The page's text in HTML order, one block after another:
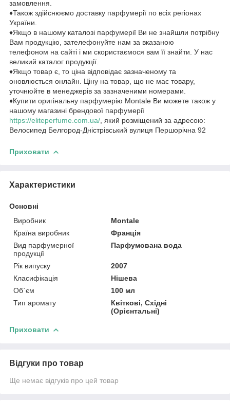
замовлення.
♦Також здійснюємо доставку парфумерії по всіх регіонах
України.
♦Якщо в нашому каталозі парфумерії Ви не знайшли потрібну
Вам продукцію, зателефонуйте нам за вказаною
телефоном на сайті і ми скористаємося вам її знайти. У нас
великий каталог продукції.
♦Якщо товар є, то ціна відповідає зазначеному та
оновлюється онлайн. Ціну на товар, що не має товару,
уточнюйте в менеджерів за зазначеними номерами.
♦Купити оригінальну парфумерію Montale Ви можете також у
нашому магазині брендової парфумерії
https://eliteperfume.com.ua/ , який розміщений за адресою:
Велосипед Белгород-Дністрівський вулиця Першорічна 92
Приховати
Характеристики
Основні
Виробник
Montale
Країна виробник
Франція
Вид парфумерної
продукції
Парфумована вода
Рік випуску
2007
Класифікація
Нішева
Об`єм
100 мл
Тип аромату
Квіткові, Східні
(Орієнтальні)
Приховати
Відгуки про товар
Ще немає відгуків про цей товар